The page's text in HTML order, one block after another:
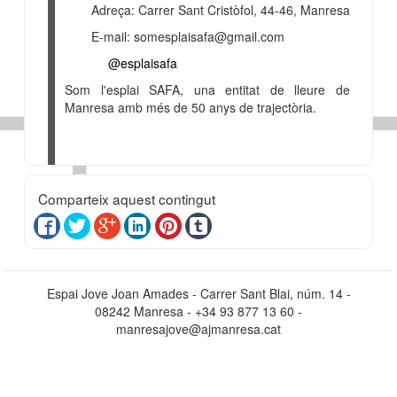
Adreça: Carrer Sant Cristòfol, 44-46, Manresa
E-mail: somesplaisafa@gmail.com
@esplaisafa
Som l'esplai SAFA, una entitat de lleure de
Manresa amb més de 50 anys de trajectòria.
Comparteix aquest contingut
Espai Jove Joan Amades - Carrer Sant Blai, núm. 14 -
08242 Manresa - +34 93 877 13 60 -
manresajove@ajmanresa.cat